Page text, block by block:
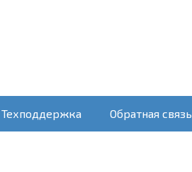
Техподдержка Обратная связь